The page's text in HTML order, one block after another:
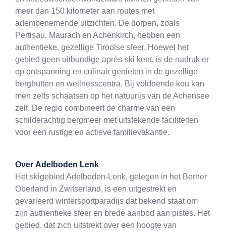
meer dan 150 kilometer aan routes met
adembenemende uitzichten. De dorpen, zoals
Pertisau, Maurach en Achenkirch, hebben een
authentieke, gezellige Tiroolse sfeer. Hoewel het
gebied geen uitbundige après-ski kent, is de nadruk er
op ontspanning en culinair genieten in de gezellige
berghutten en wellnesscentra. Bij voldoende kou kan
men zelfs schaatsen op het natuurijs van de Achensee
zelf. De regio combineert de charme van een
schilderachtig bergmeer met uitstekende faciliteiten
voor een rustige en actieve familievakantie.
Over Adelboden Lenk
Het skigebied Adelboden-Lenk, gelegen in het Berner
Oberland in Zwitserland, is een uitgestrekt en
gevarieerd wintersportparadijs dat bekend staat om
zijn authentieke sfeer en brede aanbod aan pistes. Het
gebied, dat zich uitstrekt over een hoogte van